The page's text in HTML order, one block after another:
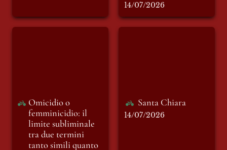
14/07/2026
Omicidio o
femminicidio: il
limite subliminale
tra due termini
tanto simili quanto
Santa Chiara
14/07/2026